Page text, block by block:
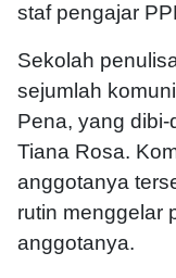
staf pengajar
Sekolah
sejumlah
Pena, yang
Tiana Rosa.
anggotanya
rutin menggelar
anggotanya.